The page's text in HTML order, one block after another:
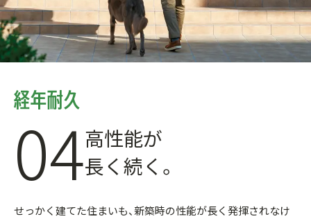
04高性能が
長く続く。
せっかく建てた住まいも、新築時の性能が長く発揮されなけ